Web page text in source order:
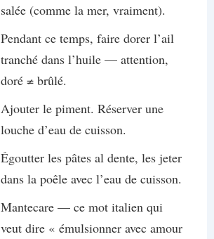
salée (comme la mer, vraiment).
Pendant ce temps, faire dorer l’ail
tranché dans l’huile — attention,
doré ≠ brûlé.
Ajouter le piment. Réserver une
louche d’eau de cuisson.
Égoutter les pâtes al dente, les jeter
dans la poêle avec l’eau de cuisson.
Mantecare — ce mot italien qui
veut dire « émulsionner avec amour